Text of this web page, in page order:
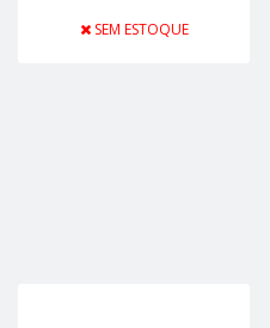
SEM ESTOQUE